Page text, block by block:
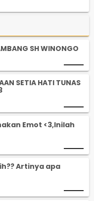
SH WINONGO
SETIA HATI TUNAS
Emot <3,Inilah
Artinya apa